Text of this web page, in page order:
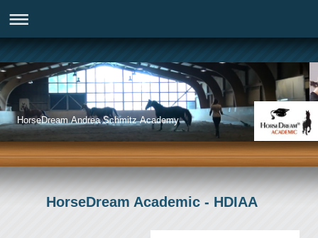
HorseDream Andrea Schmitz Academy
HorseDream Academic - HDIAA